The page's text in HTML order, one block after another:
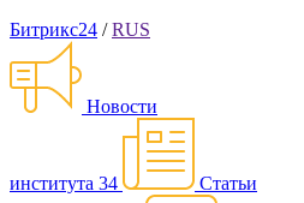
Битрикс24 / RUS
Новости
института 34 Статьи